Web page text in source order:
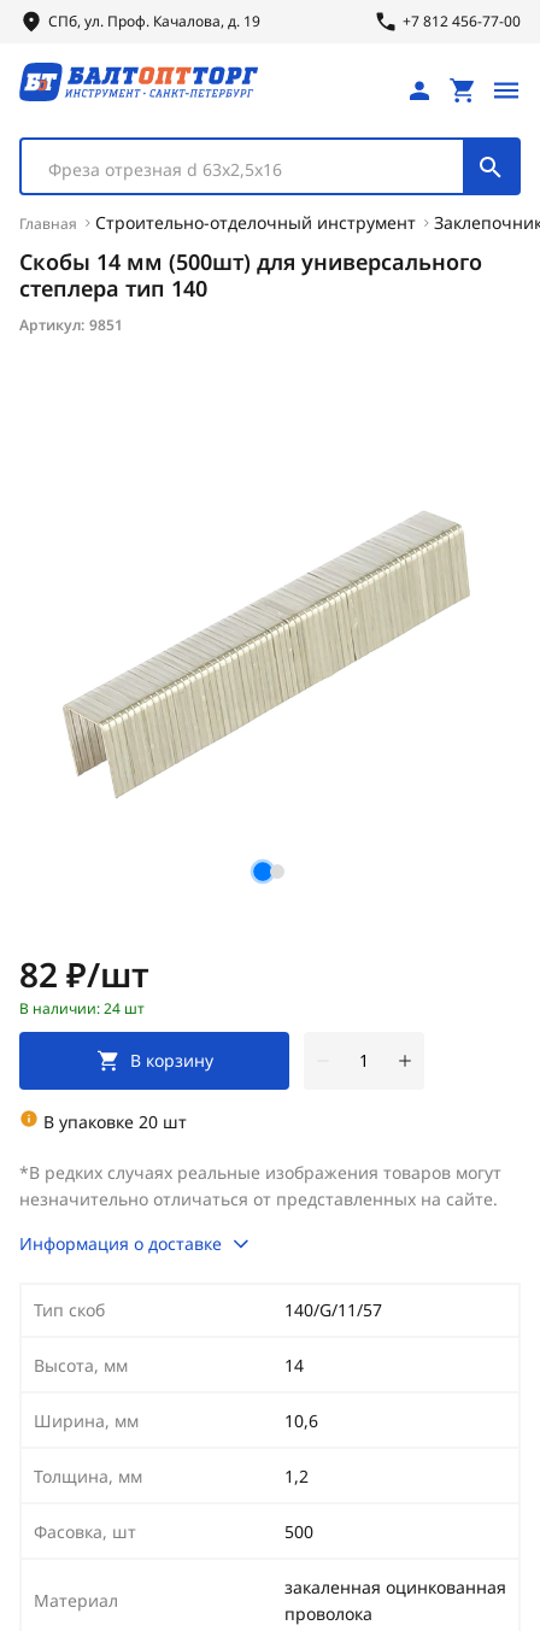
СПб, ул. Проф. Качалова, д. 19 +7 812 456-77-00
Фреза отрезная d 63х2,5х16
Главная Строительно-отделочный инструмент
Скобы 14 мм (500шт) для универсального
степлера тип 140
Артикул: 9851
Цена:
82 ₽/шт
В наличии: 24 шт
В корзину
В упаковке 20 шт
*В редких случаях реальные изображения товаров могут
незначительно отличаться от представленных на сайте.
Информация о доставке
Тип скоб 140/G/11/57
Высота, мм 14
Ширина, мм 10,6
Толщина, мм 1,2
Фасовка, шт 500
Материал
закаленная оцинкованная
проволока